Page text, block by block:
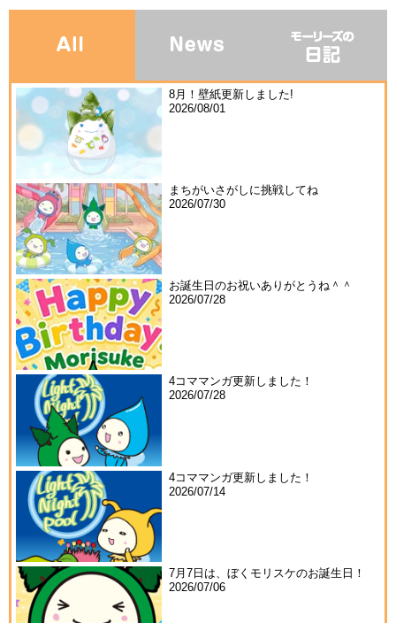
8月！壁紙更新しました!
2026/08/01
まちがいさがしに挑戦してね
2026/07/30
お誕生日のお祝いありがとうね＾＾
2026/07/28
4コママンガ更新しました！
2026/07/28
4コママンガ更新しました！
2026/07/14
7月7日は、ぼくモリスケのお誕生日！
2026/07/06